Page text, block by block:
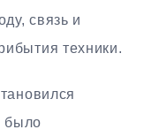
связь и
техники.
было